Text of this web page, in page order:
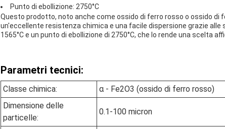
Punto di ebollizione: 2750°C
Questo prodotto, noto anche come ossido di ferro rosso o ossido di
un'eccellente resistenza chimica e una facile dispersione grazie
1565°C e un punto di ebollizione di 2750°C, che lo rende una scelta
Parametri tecnici:
Classe chimica:
α - Fe2O3 (ossido di ferro rosso)
Dimensione delle
particelle:
0.1-100 micron